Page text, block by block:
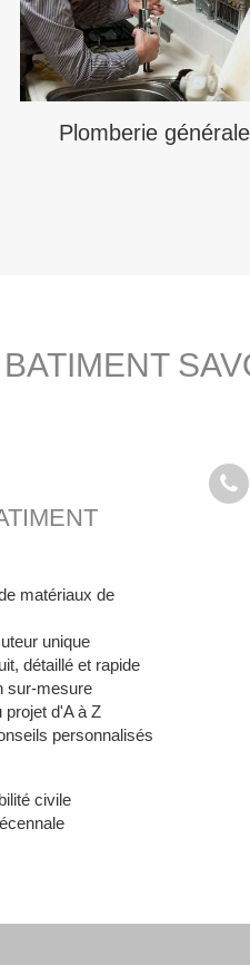
Plomberie générale
matériaux de
unique
détaillé et rapide
sur-mesure
projet d'A à Z
personnalisés
civile